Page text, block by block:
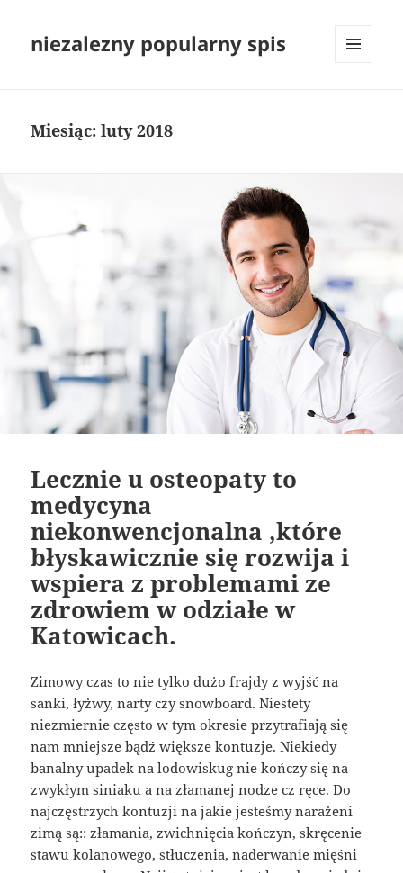
niezalezny popularny spis
Miesiąc:luty 2018
Lecznie u osteopaty to
medycyna
niekonwencjonalna ,które
błyskawicznie się rozwija i
wspiera z problemami ze
zdrowiem w odziałe w
Katowicach.
Zimowy czas to nie tylko dużo frajdy z wyjść na
sanki, łyżwy, narty czy snowboard. Niestety
niezmiernie często w tym okresie przytrafiają się
nam mniejsze bądź większe kontuzje. Niekiedy
banalny upadek na lodowiskug nie kończy się na
zwykłym siniaku a na złamanej nodze cz ręce. Do
najczęstrzych kontuzji na jakie jesteśmy narażeni
zimą są:: złamania, zwichnięcia kończyn, skręcenie
stawu kolanowego, stłuczenia, naderwanie mięśni